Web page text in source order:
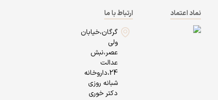
نماد اعتماد
ارتباط با ما
گرگان،خیابان
ولی
عصر،نبش
عدالت
24،داروخانه
شبانه روزی
دکتر خوری